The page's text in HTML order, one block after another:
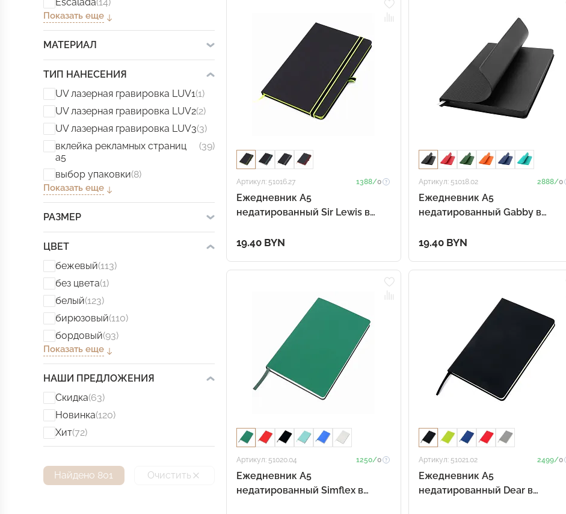
Показать еще
МАТЕРИАЛ
ТИП НАНЕСЕНИЯ
UV лазерная гравировка LUV1(1)
UV лазерная гравировка LUV2(2)
UV лазерная гравировка LUV3(3)
вклейка рекламных страниц
а5
(39)
выбор упаковки(8)
Показать еще
РАЗМЕР
ЦВЕТ
бежевый(113)
без цвета(1)
белый(123)
бирюзовый(110)
бордовый(93)
Показать еще
НАШИ ПРЕДЛОЖЕНИЯ
Скидка(63)
Новинка(120)
Хит(72)
Найдено 801 Очистить
Артикул: 51016.27 1388/0
Ежедневник A5
недатированный Sir Lewis в
кант
19.40 BYN
Артикул: 51018.02 2888/0
Ежедневник A5
недатированный Gabby в
19.40 BYN
Артикул: 51020.04 1250/0
Ежедневник A5
недатированный Simflex в
Артикул: 51021.02 2499/0
Ежедневник A5
недатированный Dear в